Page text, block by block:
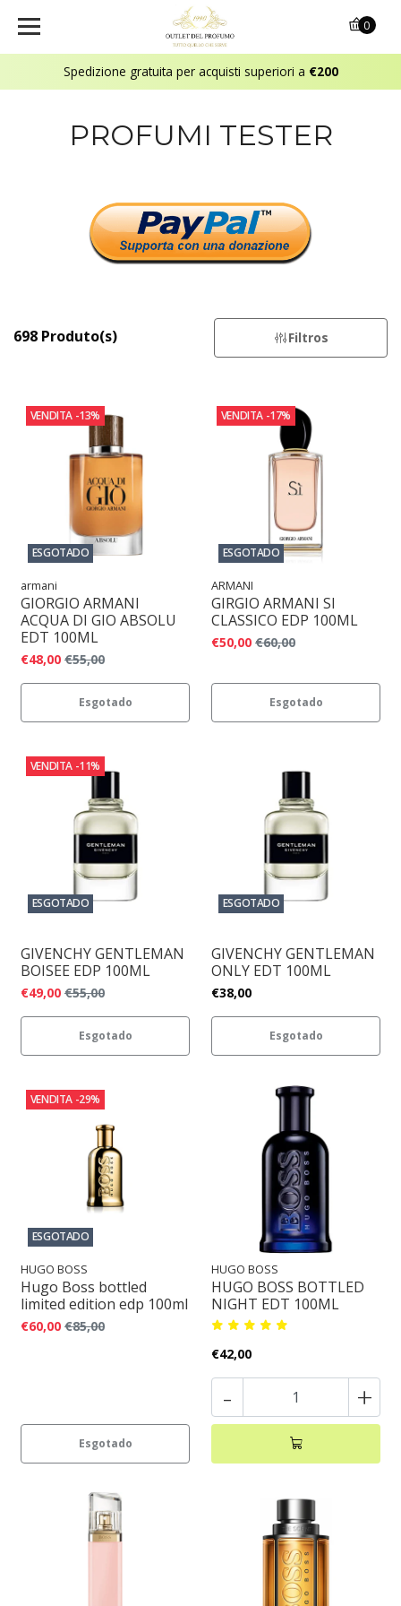
Spedizione gratuita per acquisti superiori a €200
0
PROFUMI TESTER
698 Produto(s) Filtros
VENDITA -13%
ESGOTADO
armani
GIORGIO ARMANI
ACQUA DI GIO ABSOLU
EDT 100ML
€48,00 €55,00
Esgotado
VENDITA -17%
ESGOTADO
ARMANI
GIRGIO ARMANI SI
CLASSICO EDP 100ML
€50,00 €60,00
Esgotado
VENDITA -11%
ESGOTADO
GIVENCHY GENTLEMAN
BOISEE EDP 100ML
€49,00 €55,00
Esgotado
ESGOTADO
GIVENCHY GENTLEMAN
ONLY EDT 100ML
€38,00
Esgotado
VENDITA -29%
ESGOTADO
HUGO BOSS
Hugo Boss bottled
limited edition edp 100ml
€60,00 €85,00
Esgotado
HUGO BOSS
HUGO BOSS BOTTLED
NIGHT EDT 100ML
€42,00
- +